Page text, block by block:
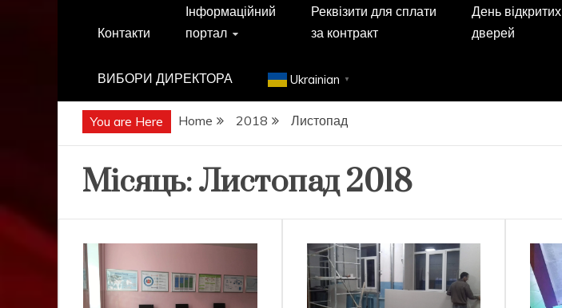
Контакти
Інформаційний
портал
Реквізити для сплати
за контракт
День відкритих
дверей
ВИБОРИ ДИРЕКТОРА Ukrainian ▼
You are Here Home 2018 Листопад
Місяць:Листопад 2018